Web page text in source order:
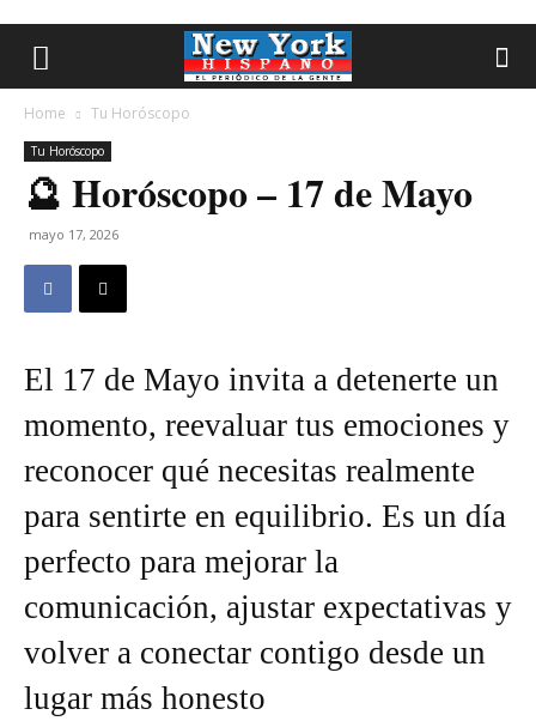
Home Tu Horóscopo
Tu Horóscopo
🔮 Horóscopo – 17 de Mayo
mayo 17, 2026
El 17 de Mayo invita a detenerte un
momento, reevaluar tus emociones y
reconocer qué necesitas realmente
para sentirte en equilibrio. Es un día
perfecto para mejorar la
comunicación, ajustar expectativas y
volver a conectar contigo desde un
lugar más honesto